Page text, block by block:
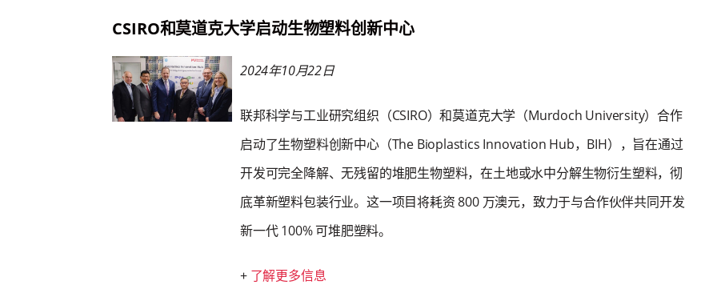
CSIRO和莫道克大学启动生物塑料创新中心
2024年10月22日
联邦科学与工业研究组织（CSIRO）和莫道克大学（Murdoch University）合作
启动了生物塑料创新中心（The Bioplastics Innovation Hub，BIH），旨在通过
开发可完全降解、无残留的堆肥生物塑料，在土地或水中分解生物衍生塑料，彻
底革新塑料包装行业。这一项目将耗资 800 万澳元，致力于与合作伙伴共同开发
新一代 100% 可堆肥塑料。
+ 了解更多信息